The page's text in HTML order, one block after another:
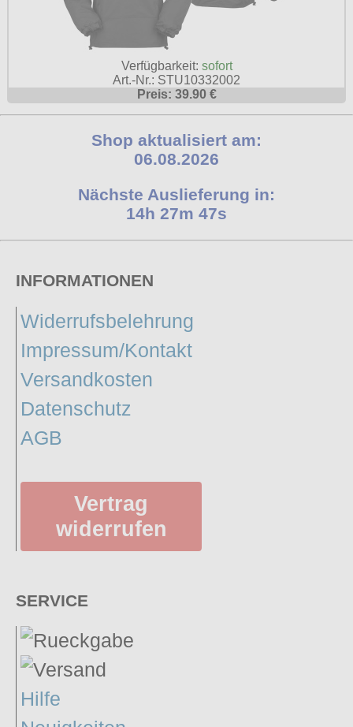
Verfügbarkeit: sofort
Art.-Nr.: STU10332002
Preis: 39.90 €
Shop aktualisiert am:
06.08.2026
Nächste Auslieferung in:
14h 27m 46s
INFORMATIONEN
Widerrufsbelehrung
Impressum/Kontakt
Versandkosten
Datenschutz
AGB
Vertrag
widerrufen
SERVICE
Hilfe